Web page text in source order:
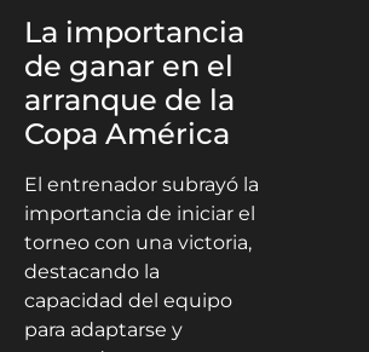
La importancia
de ganar en el
arranque de la
Copa América
El entrenador subrayó la
importancia de iniciar el
torneo con una victoria,
destacando la
capacidad del equipo
para adaptarse y